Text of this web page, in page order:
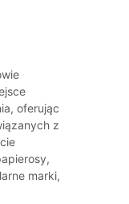
oferując
z
marki,